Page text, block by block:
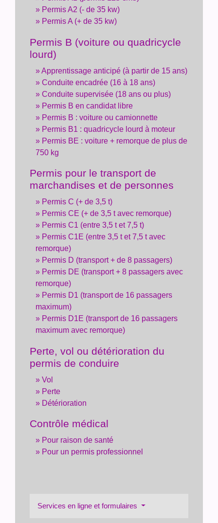
Permis A2 (- de 35 kw)
Permis A (+ de 35 kw)
Permis B (voiture ou quadricycle
lourd)
Apprentissage anticipé (à partir de 15 ans)
Conduite encadrée (16 à 18 ans)
Conduite supervisée (18 ans ou plus)
Permis B en candidat libre
Permis B : voiture ou camionnette
Permis B1 : quadricycle lourd à moteur
Permis BE : voiture + remorque de plus de
750 kg
Permis pour le transport de
marchandises et de personnes
Permis C (+ de 3,5 t)
Permis CE (+ de 3,5 t avec remorque)
Permis C1 (entre 3,5 t et 7,5 t)
Permis C1E (entre 3,5 t et 7,5 t avec
remorque)
Permis D (transport + de 8 passagers)
Permis DE (transport + 8 passagers avec
remorque)
Permis D1 (transport de 16 passagers
maximum)
Permis D1E (transport de 16 passagers
maximum avec remorque)
Perte, vol ou détérioration du
permis de conduire
Vol
Perte
Détérioration
Contrôle médical
Pour raison de santé
Pour un permis professionnel
Services en ligne et formulaires